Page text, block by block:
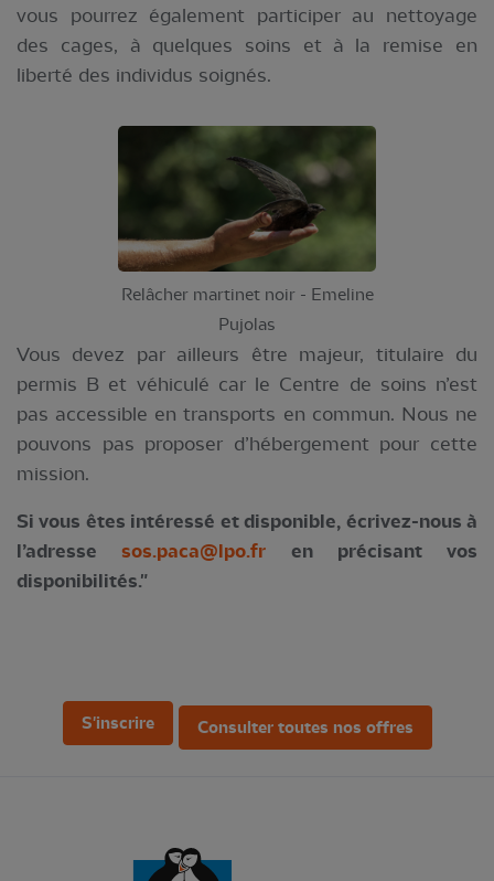
vous pourrez également participer au nettoyage
des cages, à quelques soins et à la remise en
liberté des individus soignés.
Relâcher martinet noir - Emeline
Pujolas
Vous devez par ailleurs être majeur, titulaire du
permis B et véhiculé car le Centre de soins n’est
pas accessible en transports en commun. Nous ne
pouvons pas proposer d’hébergement pour cette
mission.
Si vous êtes intéressé et disponible, écrivez-nous à
l’adresse sos.paca@lpo.fr en précisant vos
disponibilités."
S'inscrire Consulter toutes nos offres